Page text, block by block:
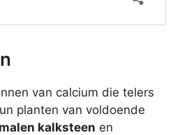
van calcium die telers
planten van voldoende
kalksteen en